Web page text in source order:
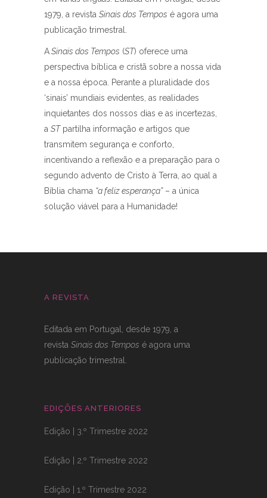
1979, a revista Sinais dos Tempos é agora uma
publicação trimestral.
ASinais dos Tempos (ST) oferece uma
perspectiva bíblica e cristã sobre a nossa vida
e a nossa época. Perante a pluralidade dos
‘sinais’ mundiais evidentes, as realidades
inquietantes dos nossos dias e as incertezas,
a STpartilha informação e artigos que
transmitem segurança e conforto,
incentivando a reflexão e a preparação para o
segundo advento de Cristo à Terra, ao qual a
Bíblia chama “a feliz esperança”– a única
solução viável para a Humanidade!
A REVISTA
Editada em Portugal, desde 1979, a
revista Sinais dos Tempos é agora uma
publicação trimestral.
EDIÇÕES ANTERIORES
Edição | 3.º Trimestre 2022
Edição | 2.º Trimestre 2022
Edição | 1.º Trimestre 2022